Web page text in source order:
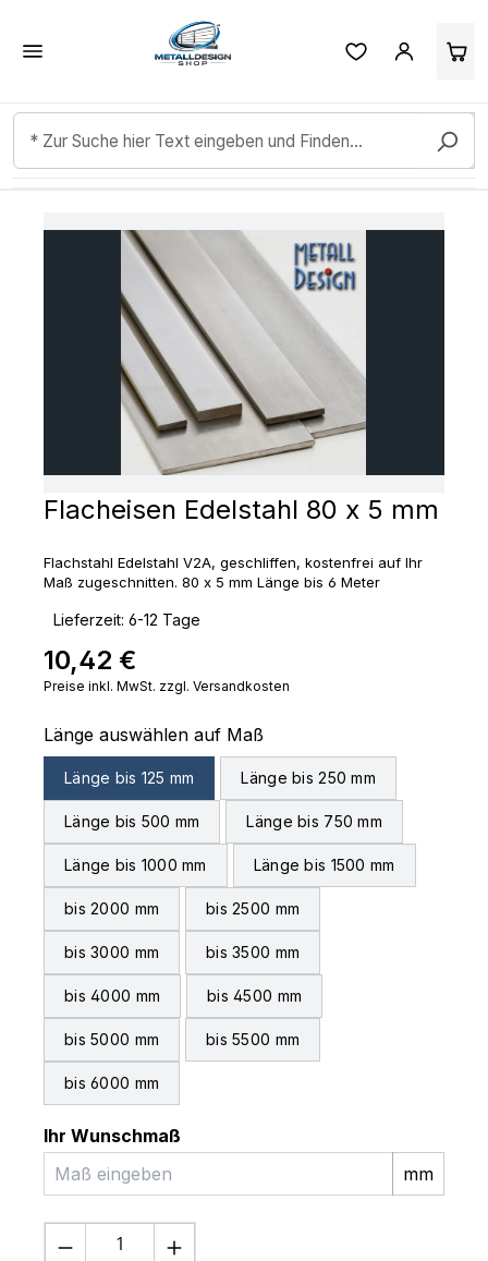
Zum Hauptinhalt springen
Bildergalerie überspringen
Flacheisen Edelstahl 80 x 5 mm
Flachstahl Edelstahl V2A, geschliffen, kostenfrei auf Ihr
Maß zugeschnitten. 80 x 5 mm Länge bis 6 Meter
Lieferzeit: 6-12 Tage
Regulärer Preis:
10,42 €
Preise inkl. MwSt. zzgl. Versandkosten
Länge auswählen auf Maß
Länge bis 125 mm Länge bis 250 mm
Länge bis 500 mm Länge bis 750 mm
Länge bis 1000 mm Länge bis 1500 mm
bis 2000 mm bis 2500 mm
bis 3000 mm bis 3500 mm
bis 4000 mm bis 4500 mm
bis 5000 mm bis 5500 mm
bis 6000 mm
Ihr Wunschmaß
mm
Produkt Anzahl: Gib den